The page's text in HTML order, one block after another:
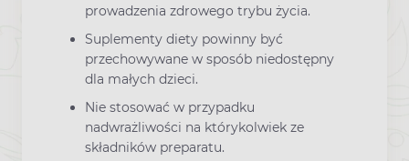
prowadzenia zdrowego trybu życia.
Suplementy diety powinny być
przechowywane w sposób niedostępny
dla małych dzieci.
Nie stosować w przypadku
nadwrażliwości na którykolwiek ze
składników preparatu.